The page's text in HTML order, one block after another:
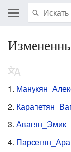
Авагян_Эмик
Парсегян_Ара